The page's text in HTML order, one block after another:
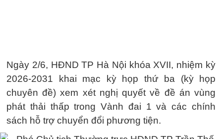
Ngày 2/6, HĐND TP Hà Nội khóa XVII, nhiệm kỳ
2026-2031 khai mạc kỳ họp thứ ba (kỳ họp
chuyên đề) xem xét nghị quyết về đề án vùng
phát thải thấp trong Vành đai 1 và các chính
sách hỗ trợ chuyển đổi phương tiện.